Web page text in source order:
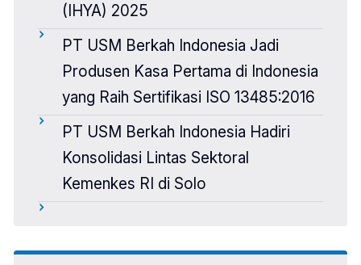
(IHYA) 2025
PT USM Berkah Indonesia Jadi
Produsen Kasa Pertama di Indonesia
yang Raih Sertifikasi ISO 13485:2016
PT USM Berkah Indonesia Hadiri
Konsolidasi Lintas Sektoral
Kemenkes RI di Solo